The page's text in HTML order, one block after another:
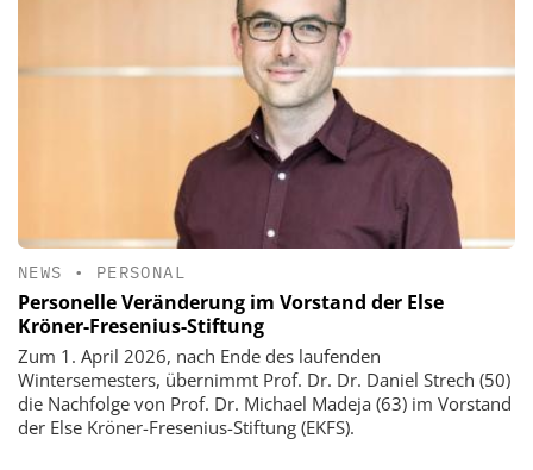
NEWS • PERSONAL
Personelle Veränderung im Vorstand der Else
Kröner-Fresenius-Stiftung
Zum 1. April 2026, nach Ende des laufenden
Wintersemesters, übernimmt Prof. Dr. Dr. Daniel Strech (50)
die Nachfolge von Prof. Dr. Michael Madeja (63) im Vorstand
der Else Kröner-Fresenius-Stiftung (EKFS).